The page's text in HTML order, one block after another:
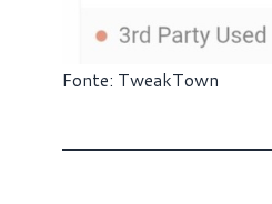
Fonte: TweakTown